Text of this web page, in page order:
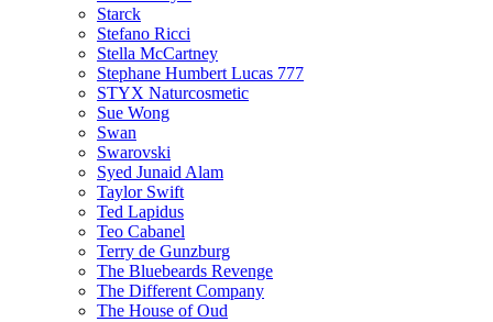
Starck
Stefano Ricci
Stella McCartney
Stephane Humbert Lucas 777
STYX Naturсosmetic
Sue Wong
Swan
Swarovski
Syed Junaid Alam
Taylor Swift
Ted Lapidus
Teo Cabanel
Terry de Gunzburg
The Bluebeards Revenge
The Different Company
The House of Oud